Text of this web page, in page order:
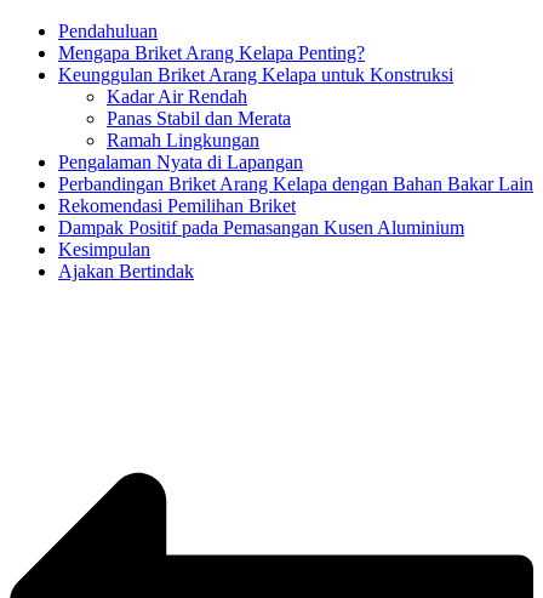
Pendahuluan
Mengapa Briket Arang Kelapa Penting?
Keunggulan Briket Arang Kelapa untuk Konstruksi
Kadar Air Rendah
Panas Stabil dan Merata
Ramah Lingkungan
Pengalaman Nyata di Lapangan
Perbandingan Briket Arang Kelapa dengan Bahan Bakar Lain
Rekomendasi Pemilihan Briket
Dampak Positif pada Pemasangan Kusen Aluminium
Kesimpulan
Ajakan Bertindak